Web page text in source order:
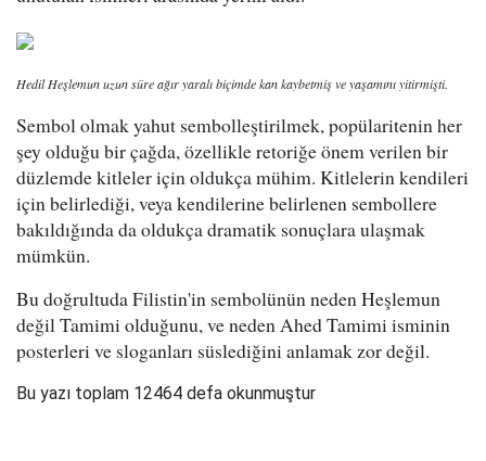
Hedil Heşlemun uzun süre ağır yaralı biçimde kan kaybetmiş ve yaşamını yitirmişti.
Sembol olmak yahut sembolleştirilmek, popülaritenin her
şey olduğu bir çağda, özellikle retoriğe önem verilen bir
düzlemde kitleler için oldukça mühim. Kitlelerin kendileri
için belirlediği, veya kendilerine belirlenen sembollere
bakıldığında da oldukça dramatik sonuçlara ulaşmak
mümkün.
Bu doğrultuda Filistin'in sembolünün neden Heşlemun
değil Tamimi olduğunu, ve neden Ahed Tamimi isminin
posterleri ve sloganları süslediğini anlamak zor değil.
Bu yazı toplam 12464 defa okunmuştur